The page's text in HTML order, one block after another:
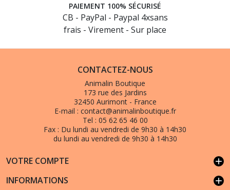
(2 avis)
PAIEMENT 100% SÉCURISÉ
CB - PayPal - Paypal 4xsans
frais - Virement - Sur place
CONTACTEZ-NOUS
Animalin Boutique
173 rue des Jardins
32450 Aurimont - France
E-mail : contact@animalinboutique.fr
Tel : 05 62 65 46 00
Fax : Du lundi au vendredi de 9h30 à 14h30
du lundi au vendredi de 9h30 à 14h30
VOTRE COMPTE add
INFORMATIONS add